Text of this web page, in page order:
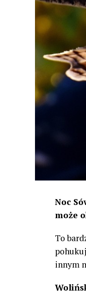
Noc
może
To
innym